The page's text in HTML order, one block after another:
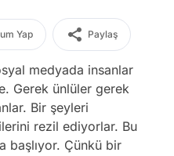
Yap Paylaş
medyada insanlar
Gerek ünlüler gerek
Bir şeyleri
rezil ediyorlar. Bu
başlıyor. Çünkü bir